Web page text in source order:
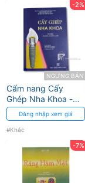
nhật
kiến
thức
điều
trị
&
kỹ
thuật
-2%
NGƯNG BÁN
Cẩm nang Cấy
Ghép Nha Khoa -
GS.TS Lê Đức Lánh
Đăng nhập xem giá
#Khác
-7%